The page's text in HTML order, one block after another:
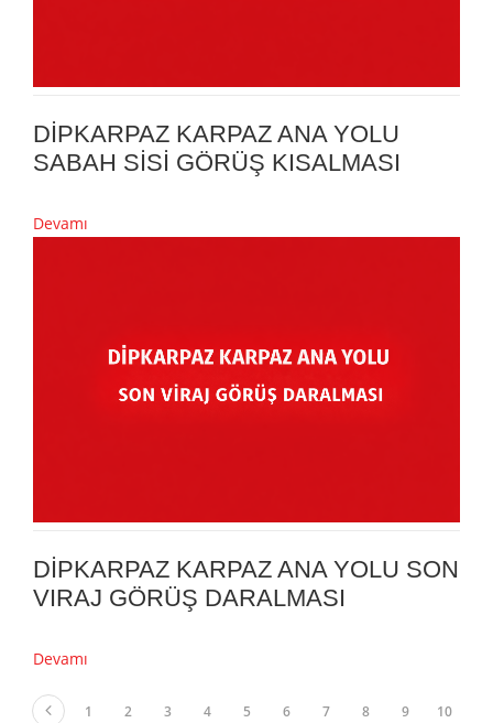
DİPKARPAZ KARPAZ ANA YOLU
SABAH SİSİ GÖRÜŞ KISALMASI
Devamı
DİPKARPAZ KARPAZ ANA YOLU SON
VIRAJ GÖRÜŞ DARALMASI
Devamı
1 2 3 4 5 6 7 8 9
10